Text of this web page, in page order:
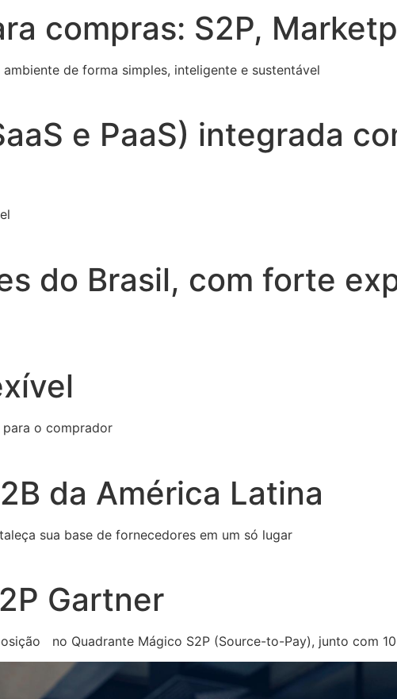
compras: S2P,
de forma simples, inteligente e sustentável
e PaaS) integrada
do Brasil, com forte
o comprador
da América Latina
sua base de fornecedores em um só lugar
Gartner
no Quadrante Mágico S2P (Source-to-Pay), junto com